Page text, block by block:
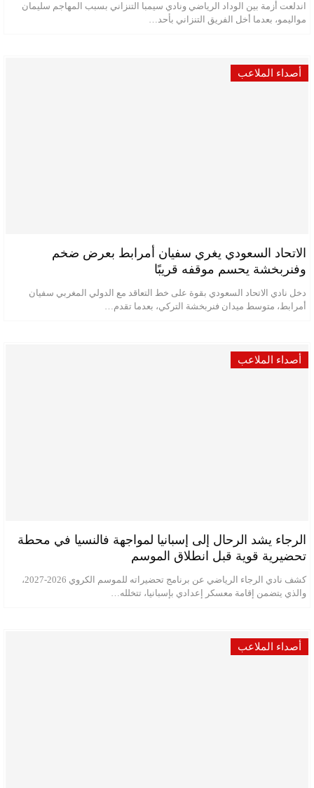
اندلعت أزمة بين الوداد الرياضي ونادي سيمبا التنزاني بسبب المهاجم سليمان
مواليمو، بعدما أخل الفريق التنزاني بأحد…
أصداء الملاعب
الاتحاد السعودي يغري سفيان أمرابط بعرض ضخم
وفنربخشة يحسم موقفه قريبًا
دخل نادي الاتحاد السعودي بقوة على خط التعاقد مع الدولي المغربي سفيان
أمرابط، متوسط ميدان فنربخشة التركي، بعدما تقدم…
أصداء الملاعب
الرجاء يشد الرحال إلى إسبانيا لمواجهة فالنسيا في محطة
تحضيرية قوية قبل انطلاق الموسم
كشف نادي الرجاء الرياضي عن برنامج تحضيراته للموسم الكروي 2026-2027،
والذي يتضمن إقامة معسكر إعدادي بإسبانيا، تتخلله…
أصداء الملاعب